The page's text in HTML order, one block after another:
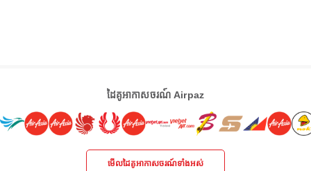
ដៃគូអាកាសចរណ៍ Airpaz
មើលដៃគូអាកាសចរណ៍ទាំងអស់